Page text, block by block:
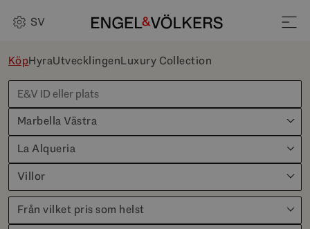
SV
KöpHyraUtvecklingenLuxury Collection
Marbella Västra
La Alqueria
Villor
Från vilket pris som helst